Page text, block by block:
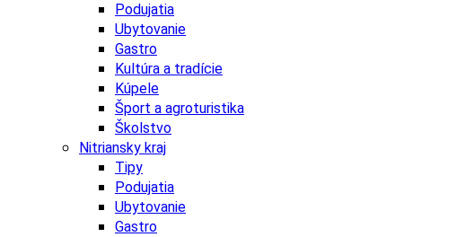
Podujatia
Ubytovanie
Gastro
Kultúra a tradície
Kúpele
Šport a agroturistika
Školstvo
Nitriansky kraj
Tipy
Podujatia
Ubytovanie
Gastro